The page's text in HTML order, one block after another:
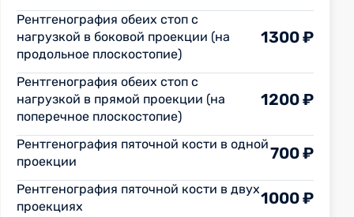
Рентгенография обеих стоп с
нагрузкой в боковой проекции (на
продольное плоскостопие)
1300 ₽
Рентгенография обеих стоп с
нагрузкой в прямой проекции (на
поперечное плоскостопие)
1200 ₽
Рентгенография пяточной кости в одной
проекции
700 ₽
Рентгенография пяточной кости в двух
проекциях
1000 ₽